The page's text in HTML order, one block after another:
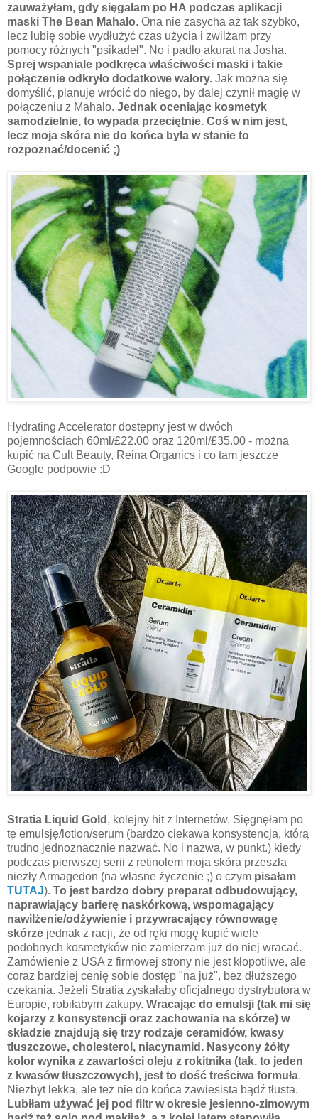
zauważyłam, gdy sięgałam po HA podczas aplikacji
maski The Bean Mahalo. Ona nie zasycha aż tak szybko,
lecz lubię sobie wydłużyć czas użycia i zwilżam przy
pomocy różnych "psikadeł". No i padło akurat na Josha.
Sprej wspaniale podkręca właściwości maski i takie
połączenie odkryło dodatkowe walory. Jak można się
domyślić, planuję wrócić do niego, by dalej czynił magię w
połączeniu z Mahalo. Jednak oceniając kosmetyk
samodzielnie, to wypada przeciętnie. Coś w nim jest,
lecz moja skóra nie do końca była w stanie to
rozpoznać/docenić ;)
Hydrating Accelerator dostępny jest w dwóch
pojemnościach 60ml/£22.00 oraz 120ml/£35.00 - można
kupić na Cult Beauty, Reina Organics i co tam jeszcze
Google podpowie :D
Stratia Liquid Gold , kolejny hit z Internetów. Sięgnęłam po
tę emulsję/lotion/serum (bardzo ciekawa konsystencja, którą
trudno jednoznacznie nazwać. No i nazwa, w punkt.) kiedy
podczas pierwszej serii z retinolem moja skóra przeszła
niezły Armagedon (na własne życzenie ;) o czym pisałam
TUTAJ). To jest bardzo dobry preparat odbudowujący,
naprawiający barierę naskórkową, wspomagający
nawilżenie/odżywienie i przywracający równowagę
skórze jednak z racji, że od ręki mogę kupić wiele
podobnych kosmetyków nie zamierzam już do niej wracać.
Zamówienie z USA z firmowej strony nie jest kłopotliwe, ale
coraz bardziej cenię sobie dostęp "na już", bez dłuższego
czekania. Jeżeli Stratia zyskałaby oficjalnego dystrybutora w
Europie, robiłabym zakupy. Wracając do emulsji (tak mi się
kojarzy z konsystencji oraz zachowania na skórze) w
składzie znajdują się trzy rodzaje ceramidów, kwasy
tłuszczowe, cholesterol, niacynamid. Nasycony żółty
kolor wynika z zawartości oleju z rokitnika (tak, to jeden
z kwasów tłuszczowych), jest to dość treściwa formuła.
Niezbyt lekka, ale też nie do końca zawiesista bądź tłusta.
Lubiłam używać jej pod filtr w okresie jesienno-zimowym